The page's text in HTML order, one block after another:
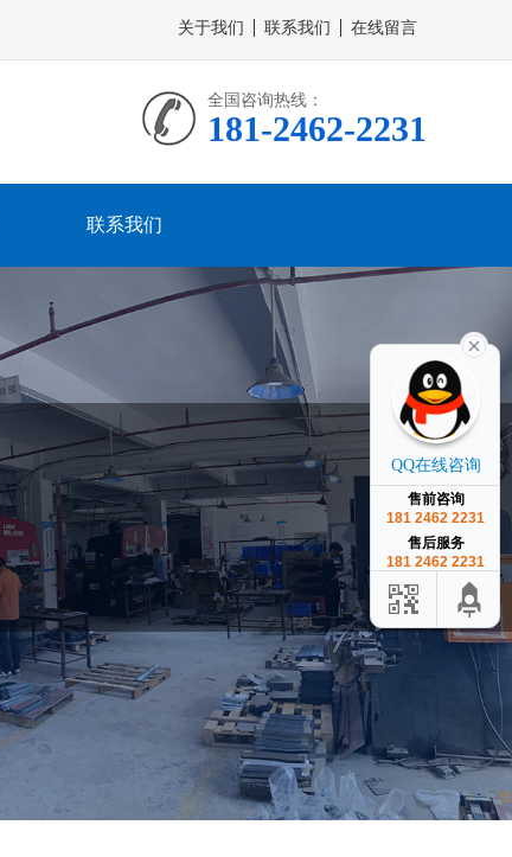
关于我们 联系我们 在线留言
全国咨询热线：
181-2462-2231
联系我们
QQ在线咨询
售前咨询
181 2462 2231
售后服务
181 2462 2231